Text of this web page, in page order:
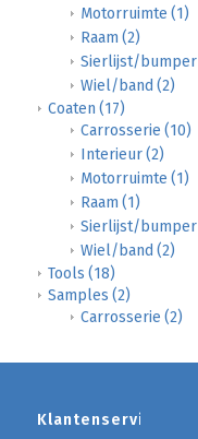
Motorruimte (1)
Raam (2)
Sierlijst/bumper
Wiel/band (2)
Coaten (17)
Carrosserie (10)
Interieur (2)
Motorruimte (1)
Raam (1)
Sierlijst/bumper
Wiel/band (2)
Tools (18)
Samples (2)
Carrosserie (2)
Klantenservice